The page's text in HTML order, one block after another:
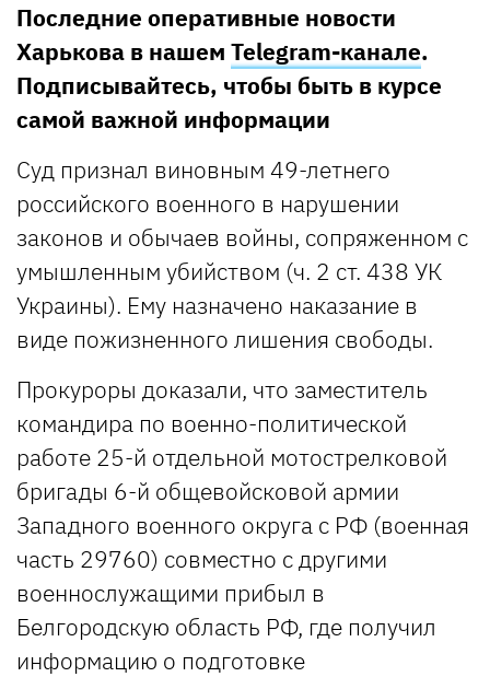
Последние оперативные новости
Харькова в нашем Telegram-канале.
Подписывайтесь, чтобы быть в курсе
самой важной информации
Суд признал виновным 49-летнего
российского военного в нарушении
законов и обычаев войны, сопряженном с
умышленным убийством (ч. 2 ст. 438 УК
Украины). Ему назначено наказание в
виде пожизненного лишения свободы.
Прокуроры доказали, что заместитель
командира по военно-политической
работе 25-й отдельной мотострелковой
бригады 6-й общевойсковой армии
Западного военного округа с РФ (военная
часть 29760) совместно с другими
военнослужащими прибыл в
Белгородскую область РФ, где получил
информацию о подготовке